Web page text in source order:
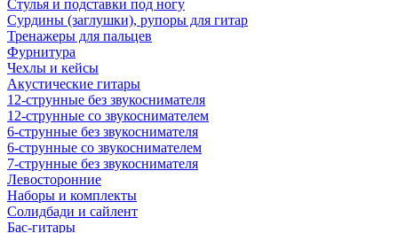
Стулья и подставки под ногу
Сурдины (заглушки), рупоры для гитар
Тренажеры для пальцев
Фурнитура
Чехлы и кейсы
Акустические гитары
12-струнные без звукоснимателя
12-струнные со звукоснимателем
6-струнные без звукоснимателя
6-струнные со звукоснимателем
7-струнные без звукоснимателя
Левосторонние
Наборы и комплекты
Солидбади и сайлент
Бас-гитары